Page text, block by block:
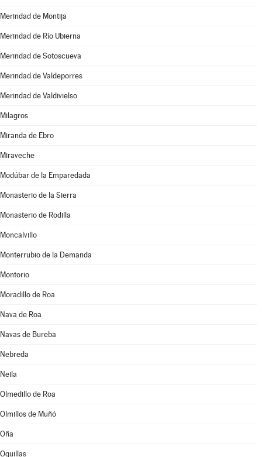
Merindad de Montija
Merindad de Río Ubierna
Merindad de Sotoscueva
Merindad de Valdeporres
Merindad de Valdivielso
Milagros
Miranda de Ebro
Miraveche
Modúbar de la Emparedada
Monasterio de la Sierra
Monasterio de Rodilla
Moncalvillo
Monterrubio de la Demanda
Montorio
Moradillo de Roa
Nava de Roa
Navas de Bureba
Nebreda
Neila
Olmedillo de Roa
Olmillos de Muñó
Oña
Oquillas